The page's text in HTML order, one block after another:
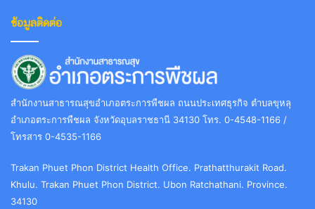
ข้อมูลติดต่อ
สำนักงานสาธารณสุขอำเภอตระการพืชผล ถนนประเทศธุรกิจ ตำบลขุหลุ
อำเภอตระการพืชผล จังหวัดอุบลราชธานี 34130 โทร. 0-4548-1166 /
โทรสาร 0-4535-1166
Trakan Phuet Phon District Health Office. Prathatthurakit Road.
Khulu. Trakan Phuet Phon District. Ubon Ratchathani. Province.
34130